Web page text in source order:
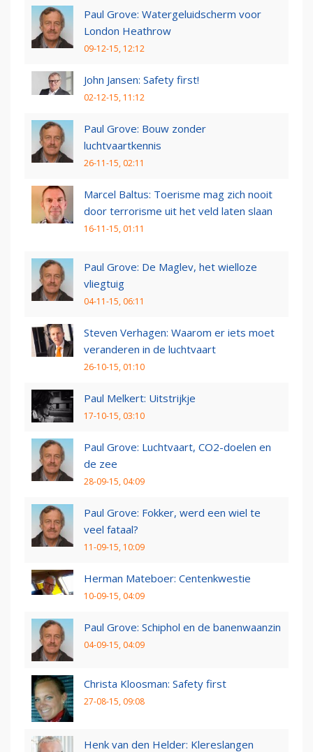
Paul Grove: Watergeluidscherm voor
London Heathrow
09-12-15, 12:12
John Jansen: Safety first!
02-12-15, 11:12
Paul Grove: Bouw zonder
luchtvaartkennis
26-11-15, 02:11
Marcel Baltus: Toerisme mag zich nooit
door terrorisme uit het veld laten slaan
16-11-15, 01:11
Paul Grove: De Maglev, het wielloze
vliegtuig
04-11-15, 06:11
Steven Verhagen: Waarom er iets moet
veranderen in de luchtvaart
26-10-15, 01:10
Paul Melkert: Uitstrijkje
17-10-15, 03:10
Paul Grove: Luchtvaart, CO2-doelen en
de zee
28-09-15, 04:09
Paul Grove: Fokker, werd een wiel te
veel fataal?
11-09-15, 10:09
Herman Mateboer: Centenkwestie
10-09-15, 04:09
Paul Grove: Schiphol en de banenwaanzin
04-09-15, 04:09
Christa Kloosman: Safety first
27-08-15, 09:08
Henk van den Helder: Klereslangen